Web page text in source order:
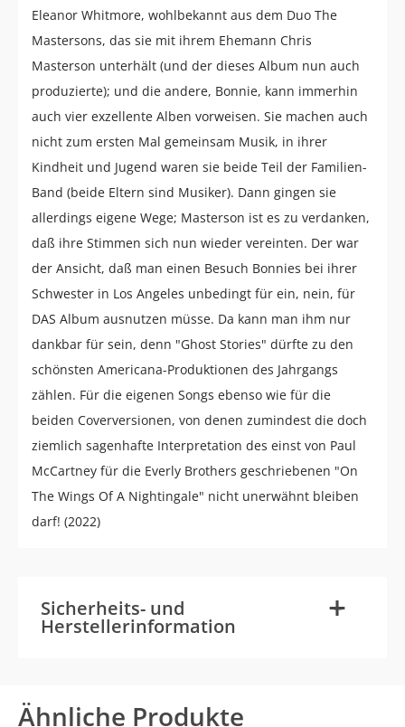
Eleanor Whitmore, wohlbekannt aus dem Duo The
Mastersons, das sie mit ihrem Ehemann Chris
Masterson unterhält (und der dieses Album nun auch
produzierte); und die andere, Bonnie, kann immerhin
auch vier exzellente Alben vorweisen. Sie machen auch
nicht zum ersten Mal gemeinsam Musik, in ihrer
Kindheit und Jugend waren sie beide Teil der Familien-
Band (beide Eltern sind Musiker). Dann gingen sie
allerdings eigene Wege; Masterson ist es zu verdanken,
daß ihre Stimmen sich nun wieder vereinten. Der war
der Ansicht, daß man einen Besuch Bonnies bei ihrer
Schwester in Los Angeles unbedingt für ein, nein, für
DAS Album ausnutzen müsse. Da kann man ihm nur
dankbar für sein, denn "Ghost Stories" dürfte zu den
schönsten Americana-Produktionen des Jahrgangs
zählen. Für die eigenen Songs ebenso wie für die
beiden Coverversionen, von denen zumindest die doch
ziemlich sagenhafte Interpretation des einst von Paul
McCartney für die Everly Brothers geschriebenen "On
The Wings Of A Nightingale" nicht unerwähnt bleiben
darf! (2022)
Sicherheits- und
Herstellerinformation +
-
Ähnliche Produkte